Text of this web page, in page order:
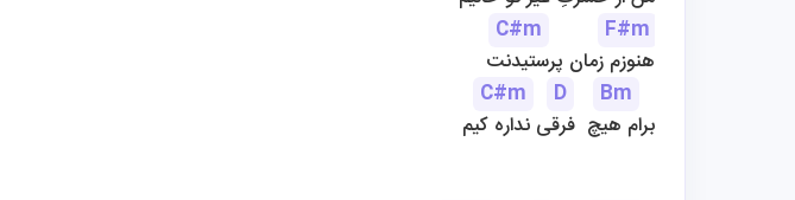
C#m
F#m
هنوزم زمان پرستیدنت
C#m
D
Bm
برام هیچ  فرقی نداره کیم